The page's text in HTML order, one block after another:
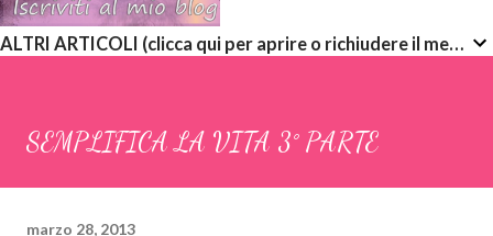
ALTRI ARTICOLI (clicca qui per aprire o richiudere il menù a discesa)
SEMPLIFICA LA VITA 3° PARTE
marzo 28, 2013